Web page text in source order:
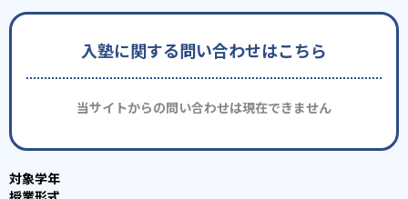
入塾に関する問い合わせはこちら
当サイトからの問い合わせは現在できません